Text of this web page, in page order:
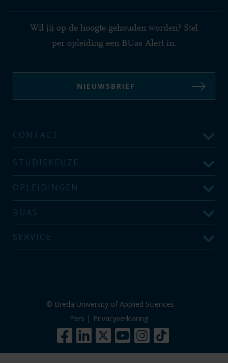
Wil jij op de hoogte gehouden worden? Stel
per opleiding een BUas Alert in:
NIEUWSBRIEF
CONTACT
STUDIEKEUZE
OPLEIDINGEN
BUAS
SERVICE
© Breda University of Applied Sciences
Pers | Privacyverklaring